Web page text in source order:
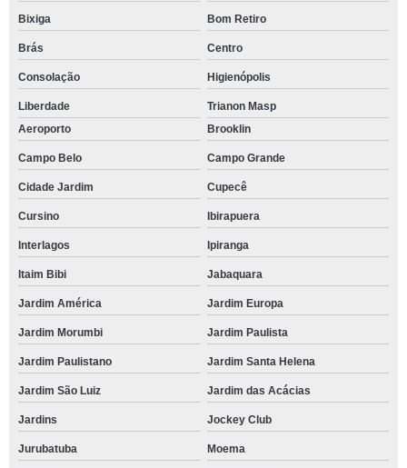
Bixiga Bom Retiro
Brás Centro
Consolação Higienópolis
Liberdade
Trianon Masp
Aeroporto
Brooklin
Campo Belo Campo Grande
Cidade Jardim Cupecê
Cursino Ibirapuera
Interlagos Ipiranga
Itaim Bibi Jabaquara
Jardim América Jardim Europa
Jardim Morumbi Jardim Paulista
Jardim Paulistano Jardim Santa Helena
Jardim São Luiz Jardim das Acácias
Jardins Jockey Club
Jurubatuba Moema